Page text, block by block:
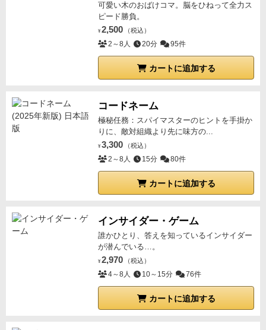
び出してしまった。＜良いところ＞
ほのぼのとした愛らしいダルマのアートワーク、テー
マが万人受けしそう。
山札から好きな枚数引くだけの簡単ルールながら、止
めどきを考えさせられる勝負感が面白い。
「横取り」と「バースト」システムがよく効いており
＜悪いところ＞
勝敗は運次第でどうしようもない。
＜説明書＆対象＞
説明書１枚。インスト：
10〜15分（6人プレイ）
No Mercy: 2023/1/9現在）おすすめの対象とし
ては、カード運による勝敗が受け入れられない方以外
は誰でも楽しめそうだ。優しいアートワークのおかげ
は期待以上に盛り上がり楽しかった！
ん、私と妻で「何かお正月らしいゲームを」というこ
とで持ち出したのだが、可愛いダルマが縁起も良くお
正月の雰囲気にピッタリ。
ルマのアートワークで女性陣の心を鷲掴みにして、ル
ールも山札のカードを好きな枚数引くだけと奥様方の
理解も良好。そしていざ始まってみると、ダルマカー
可愛い木のおばけコマ。脳をひねって全力ス
ピード勝負。
¥ 2,500 （税込）
2～8人 20分 95件
カートに追加する
コードネーム
極秘任務：スパイマスターのヒントを手掛か
りに、敵対組織より先に味方の...
¥ 3,300 （税込）
2～8人 15分 80件
カートに追加する
インサイダー・ゲーム
誰かひとり、答えを知っているインサイダー
が潜んでいる…。
¥ 2,970 （税込）
4～8人 10～15分 76件
カートに追加する